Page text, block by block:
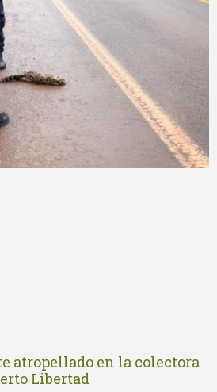
atropellado en la colectora
Libertad